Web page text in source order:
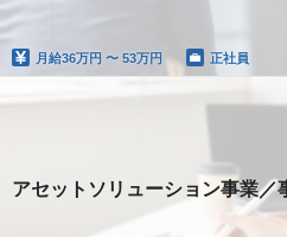
月給36万円 〜 53万円 正社員
アセットソリューション事業／